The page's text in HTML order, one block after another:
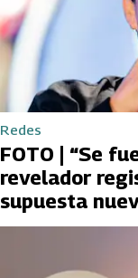
Redes
FOTO | “Se
revelador
supuesta